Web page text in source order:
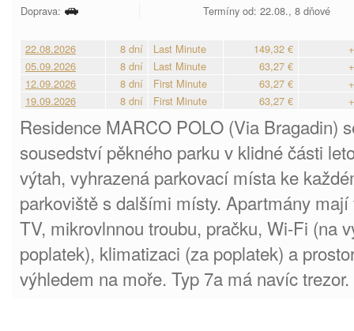
Doprava: Termíny od: 22.08., 8 dňové
22.08.2026 8 dní Last Minute 149,32 €
05.09.2026
8 dní Last Minute 63,27 €
12.09.2026
8 dní First Minute 63,27 €
19.09.2026
8 dní First Minute 63,27 €
Residence MARCO POLO (Via Bragadin)
sousedství pěkného parku v klidné části
výtah, vyhrazená parkovací místa ke
parkoviště s dalšími místy. Apartmány
TV, mikrovlnnou troubu, pračku, Wi-Fi (na
poplatek), klimatizaci (za poplatek) a
výhledem na moře. Typ 7a má navíc trezor.